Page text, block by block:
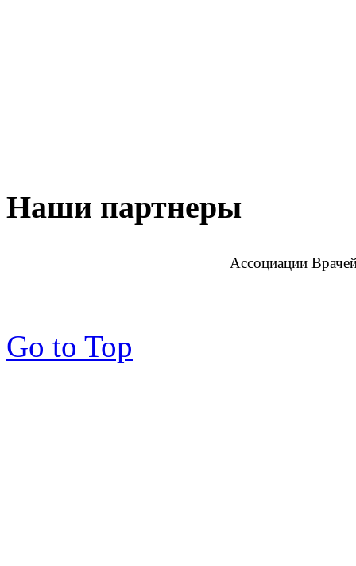
Наши партнеры
Ассоциации
Go to Top